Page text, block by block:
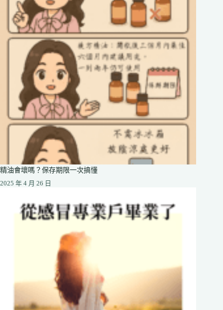
精油會壞嗎？保存期限一次搞懂
2025 年 4 月 26 日